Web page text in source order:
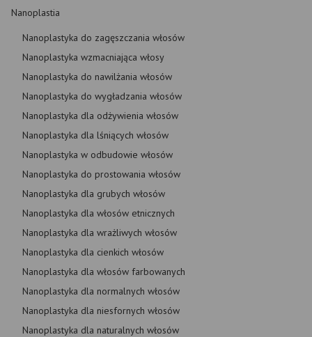
Nanoplastia
Nanoplastyka do zagęszczania włosów
Nanoplastyka wzmacniająca włosy
Nanoplastyka do nawilżania włosów
Nanoplastyka do wygładzania włosów
Nanoplastyka dla odżywienia włosów
Nanoplastyka dla lśniących włosów
Nanoplastyka w odbudowie włosów
Nanoplastyka do prostowania włosów
Nanoplastyka dla grubych włosów
Nanoplastyka dla włosów etnicznych
Nanoplastyka dla wrażliwych włosów
Nanoplastyka dla cienkich włosów
Nanoplastyka dla włosów farbowanych
Nanoplastyka dla normalnych włosów
Nanoplastyka dla niesfornych włosów
Nanoplastyka dla naturalnych włosów